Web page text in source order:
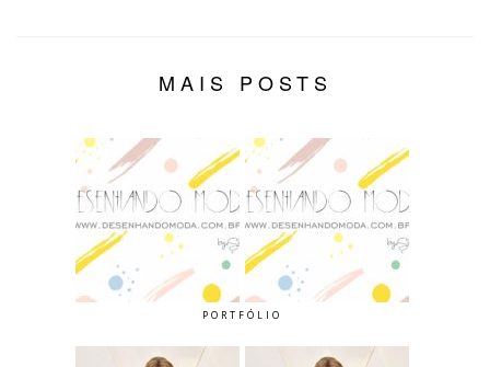
MAIS POSTS
PORTFÓLIO